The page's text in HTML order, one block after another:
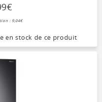
€
: 9,04€
en stock de ce produit